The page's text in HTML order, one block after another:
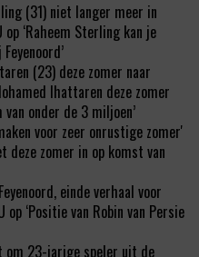
(31) niet langer meer in
op ‘Raheem Sterling kan je
(23) deze zomer naar
Ihattaren deze zomer
onder de 3 miljoen’
voor zeer onrustige zomer'
deze zomer in op komst van
einde verhaal voor
op ‘Positie van Robin van Persie
om 23-jarige speler uit de